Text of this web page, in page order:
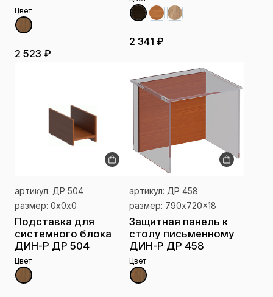
Цвет
2 523 ₽
2 341 ₽
артикул: ДР 504
размер: 0x0x0
Подставка для
системного блока
ДИН-Р ДР 504
Цвет
артикул: ДР 458
размер: 790x720x18
Защитная панель к
столу письменному
ДИН-Р ДР 458
Цвет